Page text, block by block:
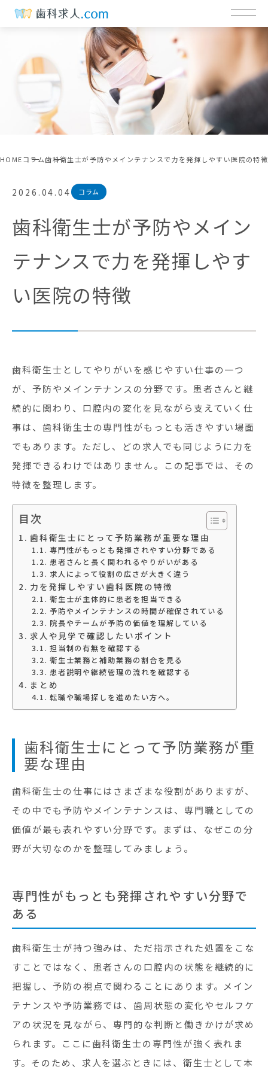
HOMEコラム歯科衛生士が予防やメインテナンスで力を発揮しやすい医院の特徴
2026.04.04 コラム
歯科衛生士が予防やメイン
テナンスで力を発揮しやす
い医院の特徴
歯科衛生士としてやりがいを感じやすい仕事の一つ
が、予防やメインテナンスの分野です。患者さんと継
続的に関わり、口腔内の変化を見ながら支えていく仕
事は、歯科衛生士の専門性がもっとも活きやすい場面
でもあります。ただし、どの求人でも同じように力を
発揮できるわけではありません。この記事では、その
特徴を整理します。
目次
歯科衛生士にとって予防業務が重要な理由
専門性がもっとも発揮されやすい分野である
患者さんと長く関われるやりがいがある
求人によって役割の広さが大きく違う
力を発揮しやすい歯科医院の特徴
衛生士が主体的に患者を担当できる
予防やメインテナンスの時間が確保されている
院長やチームが予防の価値を理解している
求人や見学で確認したいポイント
担当制の有無を確認する
衛生士業務と補助業務の割合を見る
患者説明や継続管理の流れを確認する
まとめ
転職や職場探しを進めたい方へ。
歯科衛生士にとって予防業務が重
要な理由
歯科衛生士の仕事にはさまざまな役割がありますが、
その中でも予防やメインテナンスは、専門職としての
価値が最も表れやすい分野です。まずは、なぜこの分
野が大切なのかを整理してみましょう。
専門性がもっとも発揮されやすい分野で
ある
歯科衛生士が持つ強みは、ただ指示された処置をこな
すことではなく、患者さんの口腔内の状態を継続的に
把握し、予防の視点で関わることにあります。メイン
テナンスや予防業務では、歯周状態の変化やセルフケ
アの状況を見ながら、専門的な判断と働きかけが求め
られます。ここに歯科衛生士の専門性が強く表れま
す。そのため、求人を選ぶときには、衛生士として本